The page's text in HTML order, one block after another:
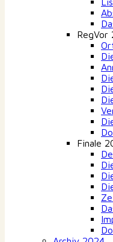
RegVor
Finale